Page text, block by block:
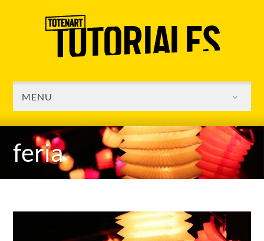
MENU
feria